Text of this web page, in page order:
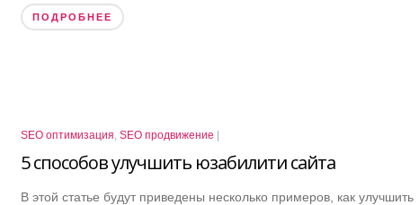
ПОДРОБНЕЕ
SEO оптимизация ,SEO продвижение |
5 способов улучшить юзабилити сайта
В этой статье будут приведены несколько примеров, как улучшить